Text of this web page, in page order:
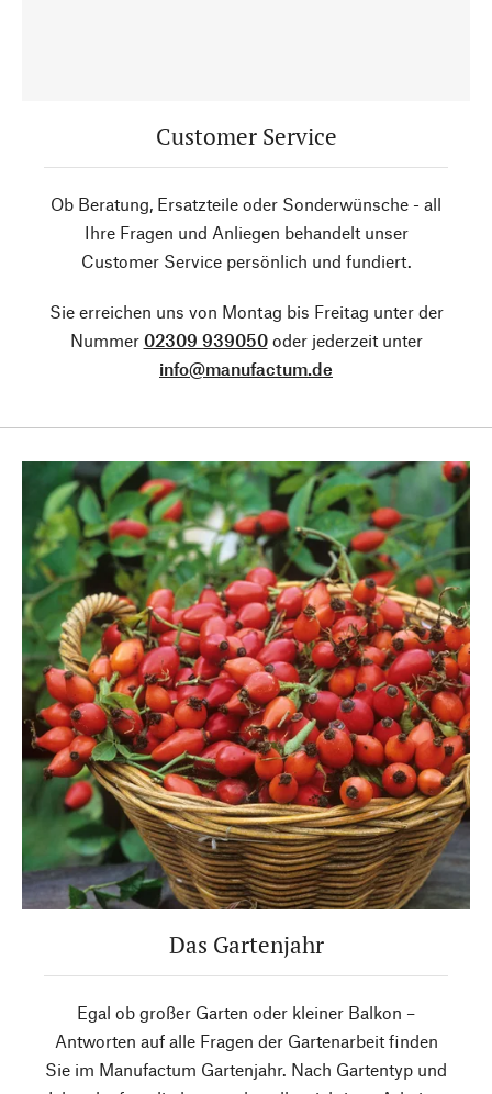
Customer Service
Ob Beratung, Ersatzteile oder Sonderwünsche - all
Ihre Fragen und Anliegen behandelt unser
Customer Service persönlich und fundiert.
Sie erreichen uns von Montag bis Freitag unter der
Nummer 02309 939050oder jederzeit unter
info@manufactum.de
Das Gartenjahr
Egal ob großer Garten oder kleiner Balkon –
Antworten auf alle Fragen der Gartenarbeit finden
Sie im Manufactum Gartenjahr. Nach Gartentyp und